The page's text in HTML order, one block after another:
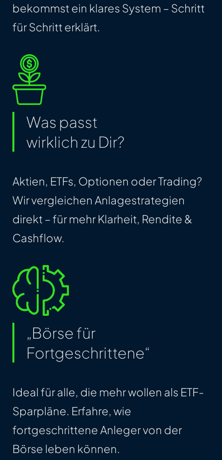
bekommst ein klares System – Schritt
für Schritt erklärt.
Was passt
wirklich zu Dir?
Aktien, ETFs, Optionen oder Trading?
Wir vergleichen Anlagestrategien
direkt – für mehr Klarheit, Rendite &
Cashflow.
„Börse für
Fortgeschrittene“
Ideal für alle, die mehr wollen als ETF-
Sparpläne. Erfahre, wie
fortgeschrittene Anleger von der
Börse leben können.